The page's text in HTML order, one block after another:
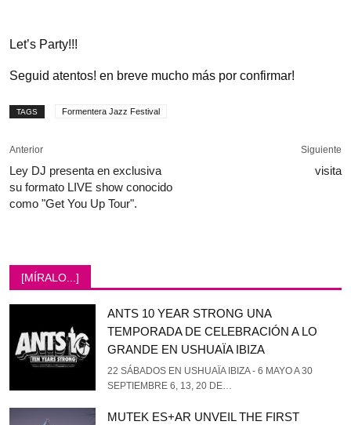
Let’s Party!!!
Seguid atentos! en breve mucho más por confirmar!
TAGS Formentera Jazz Festival
Anterior
Ley DJ presenta en exclusiva
su formato LIVE show conocido
como "Get You Up Tour".
Siguiente
visita
[MÍRALO...]
ANTS 10 YEAR STRONG UNA
TEMPORADA DE CELEBRACIÓN A LO
GRANDE EN USHUAÏA IBIZA
22 SÁBADOS EN USHUAÏA IBIZA - 6 MAYO A 30
SEPTIEMBRE 6, 13, 20 DE…
MUTEK ES+AR UNVEIL THE FIRST